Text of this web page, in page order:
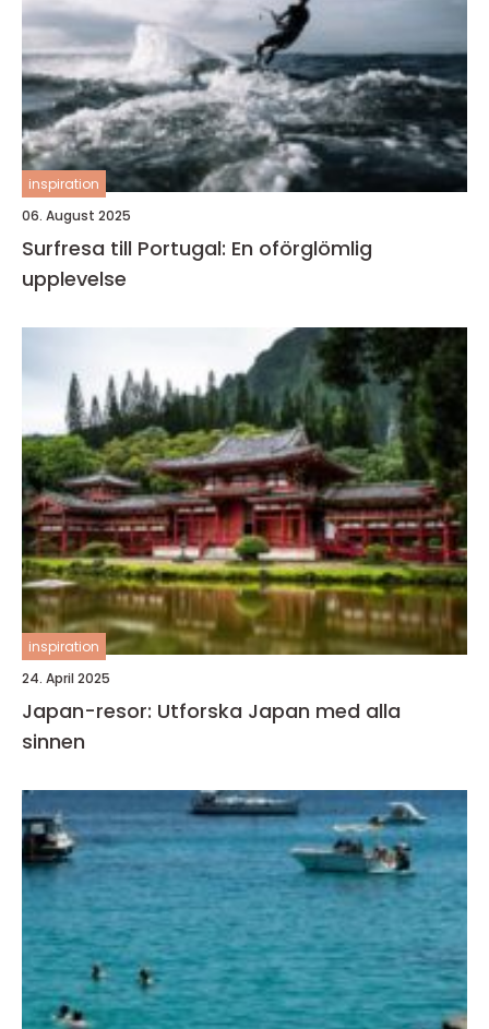
inspiration
06. August 2025
Surfresa till Portugal: En oförglömlig
upplevelse
inspiration
24. April 2025
Japan-resor: Utforska Japan med alla
sinnen